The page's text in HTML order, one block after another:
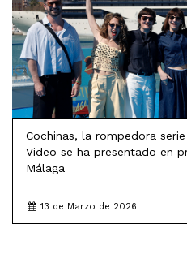
Cochinas, la rompedora
Video se ha presentado en
Málaga
13 de Marzo de 2026